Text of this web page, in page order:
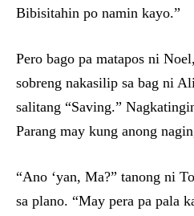
Bibisitahin po namin kayo.”
Pero bago pa matapos ni
sobreng nakasilip sa bag ni
salitang “Saving.”
Parang may kung anong
“Ano ‘yan, Ma?” tanong ni
sa plano. “May pera pa pala